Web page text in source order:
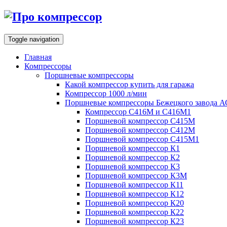
Toggle navigation
Главная
Компрессоры
Поршневые компрессоры
Какой компрессор купить для гаража
Компрессор 1000 л/мин
Поршневые компрессоры Бежецкого завода
Компрессор С416М и С416М1
Поршневой компрессор С415М
Поршневой компрессор С412М
Поршневой компрессор С415М1
Поршневой компрессор К1
Поршневой компрессор К2
Поршневой компрессор К3
Поршневой компрессор К3М
Поршневой компрессор К11
Поршневой компрессор К12
Поршневой компрессор К20
Поршневой компрессор К22
Поршневой компрессор К23